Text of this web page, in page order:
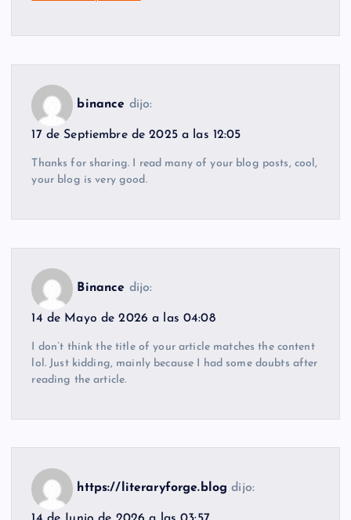
binance dijo:
17 de Septiembre de 2025 a las 12:05
Thanks for sharing. I read many of your blog posts, cool,
your blog is very good.
Binance dijo:
14 de Mayo de 2026 a las 04:08
I don’t think the title of your article matches the content
lol. Just kidding, mainly because I had some doubts after
reading the article.
https://literaryforge.blog dijo: